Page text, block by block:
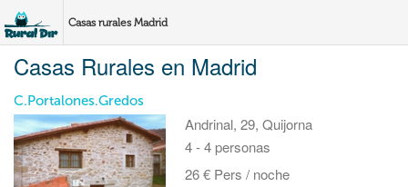
Casas rurales Madrid
Casas Rurales en Madrid
C.Portalones.Gredos
Andrinal, 29, Quijorna
4 - 4 personas
26 € Pers / noche